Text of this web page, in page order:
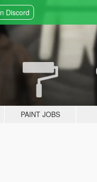
Discord
PAINT JOBS